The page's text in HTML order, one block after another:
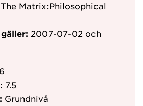
The Matrix:Philosophical
2007-07-02 och
7.5
Grundnivå